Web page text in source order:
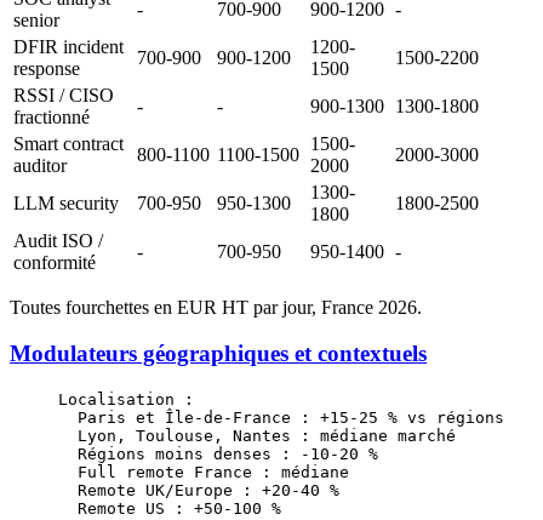
senior
- 700-900 900-1200 -
DFIR incident
response
700-900 900-1200
1200-
1500
1500-2200
RSSI / CISO
fractionné
- - 900-1300 1300-1800
Smart contract
auditor
800-1100 1100-1500
1500-
2000
2000-3000
LLM security 700-950 950-1300
1300-
1800
1800-2500
Audit ISO /
conformité
- 700-950 950-1400 -
Toutes fourchettes en EUR HT par jour, France 2026.
Modulateurs géographiques et contextuels
Localisation :
  Paris et Île-de-France : +15-25 % vs régions
  Lyon, Toulouse, Nantes : médiane marché
  Régions moins denses : -10-20 %
  Full remote France : médiane
  Remote UK/Europe : +20-40 %
  Remote US : +50-100 %